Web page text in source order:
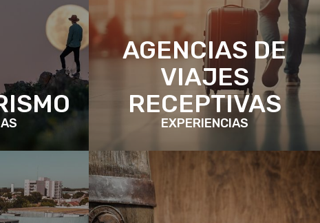
AGENCIAS DE
VIAJES
RECEPTIVAS
EXPERIENCIAS